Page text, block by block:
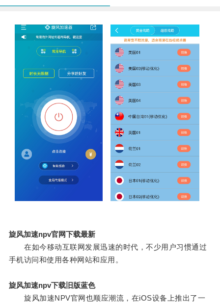
旋风加速npv官网下载最新
在如今移动互联网发展迅速的时代，不少用户习惯通过
手机访问和使用各种网站和应用。
旋风加速npv下载旧版蓝色
旋风加速NPV官网也顺应潮流，在iOS设备上推出了一